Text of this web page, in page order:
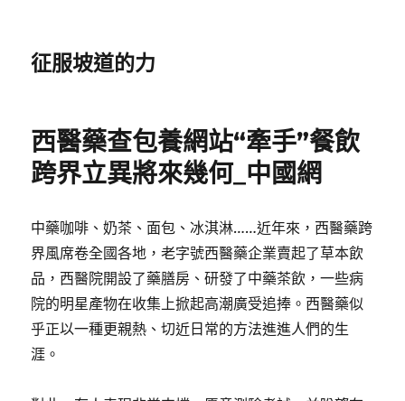
征服坡道的力
西醫藥查包養網站“牽手”餐飲
跨界立異將來幾何_中國網
中藥咖啡、奶茶、面包、冰淇淋……近年來，西醫藥跨
界風席卷全國各地，老字號西醫藥企業賣起了草本飲
品，西醫院開設了藥膳房、研發了中藥茶飲，一些病
院的明星產物在收集上掀起高潮廣受追捧。西醫藥似
乎正以一種更親熱、切近日常的方法進進人們的生
涯。